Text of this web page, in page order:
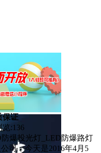
保证
览:136
爆投光灯_LED防爆路灯
司，今天是2016年4月5